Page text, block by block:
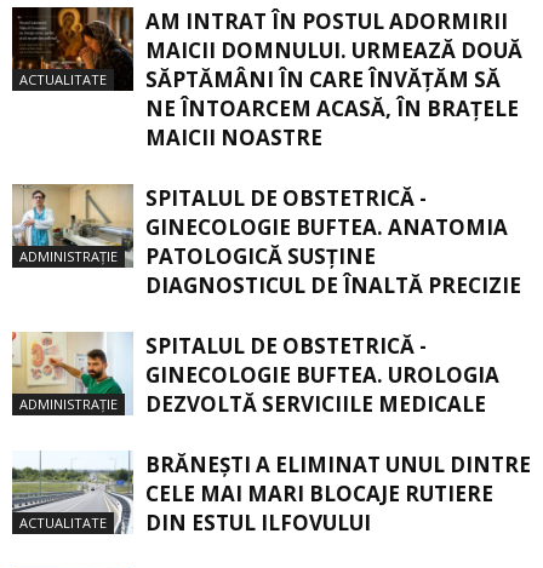
ACTUALITATE
AM INTRAT ÎN POSTUL ADORMIRII
MAICII DOMNULUI. URMEAZĂ DOUĂ
SĂPTĂMÂNI ÎN CARE ÎNVĂŢĂM SĂ
NE ÎNTOARCEM ACASĂ, ÎN BRAŢELE
MAICII NOASTRE
ADMINISTRAȚIE
SPITALUL DE OBSTETRICĂ -
GINECOLOGIE BUFTEA. ANATOMIA
PATOLOGICĂ SUSŢINE
DIAGNOSTICUL DE ÎNALTĂ PRECIZIE
ADMINISTRAȚIE
SPITALUL DE OBSTETRICĂ -
GINECOLOGIE BUFTEA. UROLOGIA
DEZVOLTĂ SERVICIILE MEDICALE
ACTUALITATE
BRĂNEȘTI A ELIMINAT UNUL DINTRE
CELE MAI MARI BLOCAJE RUTIERE
DIN ESTUL ILFOVULUI